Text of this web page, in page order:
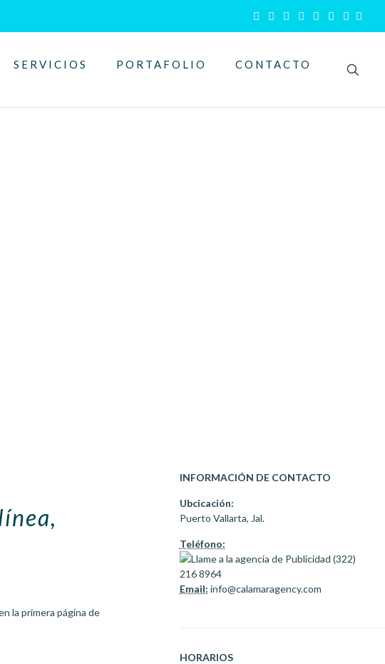
SERVICIOS PORTAFOLIO CONTACTO
la primera página de
INFORMACIÓN DE CONTACTO
Ubcicación:
Puerto Vallarta, Jal.
Teléfono:
(322)
216 8964
Email: info@calamaragency.com
HORARIOS